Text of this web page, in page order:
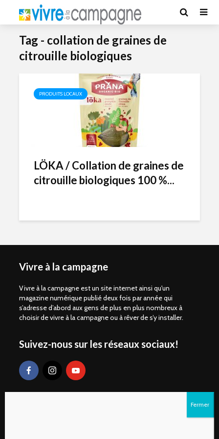
Tag - collation de graines de
citrouille biologiques
PRODUITS LOCAUX
LÖKA / Collation de graines de
citrouille biologiques 100 %...
Vivre à la campagne
Vivre à la campagne est un site internet ainsi qu'un
magazine numérique publié deux fois par année qui
s’adresse d’abord aux gens de plus en plus nombreux à
choisir de vivre à la campagne ou à rêver de s’y installer.
Suivez-nous sur les réseaux sociaux!